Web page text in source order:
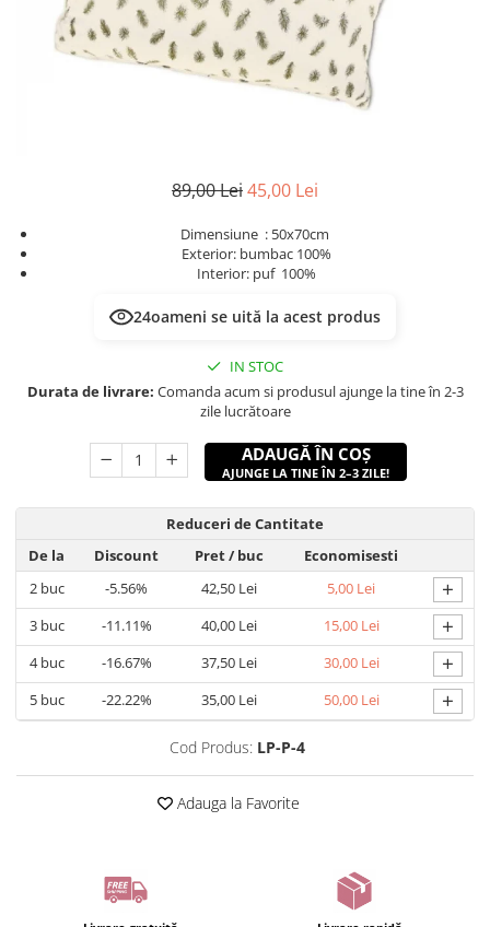
89,00 Lei45,00 Lei
Dimensiune : 50x70cm
Exterior: bumbac 100%
Interior: puf 100%
24oameni se uită la acest produs
IN STOC
Durata de livrare: Comanda acum si produsul ajunge la tine în 2-3
zile lucrătoare
ADAUGĂ ÎN COȘ
AJUNGE LA TINE ÎN 2–3 ZILE!
Reduceri de Cantitate
De la
Discount Pret/ buc
Economisesti
2buc -5.56% 42,50 Lei 5,00 Lei +
3buc -11.11% 40,00 Lei 15,00 Lei +
4buc -16.67% 37,50 Lei 30,00 Lei +
5buc -22.22% 35,00 Lei 50,00 Lei +
Cod Produs: LP-P-4
Adauga la Favorite